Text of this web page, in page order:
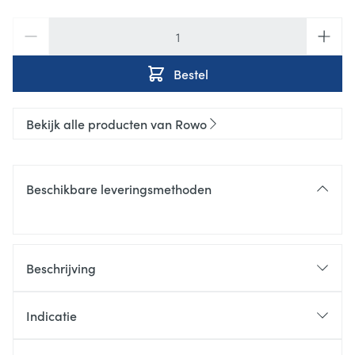
Bestel
Bekijk alle producten van Rowo
Beschikbare leveringsmethoden
Beschrijving
Indicatie